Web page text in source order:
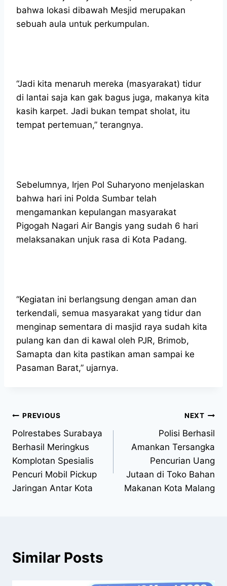
bahwa lokasi dibawah Mesjid merupakan
sebuah aula untuk perkumpulan.
“Jadi kita menaruh mereka (masyarakat) tidur
di lantai saja kan gak bagus juga, makanya kita
kasih karpet. Jadi bukan tempat sholat, itu
tempat pertemuan,” terangnya.
Sebelumnya, Irjen Pol Suharyono menjelaskan
bahwa hari ini Polda Sumbar telah
mengamankan kepulangan masyarakat
Pigogah Nagari Air Bangis yang sudah 6 hari
melaksanakan unjuk rasa di Kota Padang.
“Kegiatan ini berlangsung dengan aman dan
terkendali, semua masyarakat yang tidur dan
menginap sementara di masjid raya sudah kita
pulang kan dan di kawal oleh PJR, Brimob,
Samapta dan kita pastikan aman sampai ke
Pasaman Barat,” ujarnya.
PREVIOUS
Polrestabes Surabaya
Berhasil Meringkus
Komplotan Spesialis
Pencuri Mobil Pickup
Jaringan Antar Kota
NEXT
Polisi Berhasil
Amankan Tersangka
Pencurian Uang
Jutaan di Toko Bahan
Makanan Kota Malang
Similar Posts